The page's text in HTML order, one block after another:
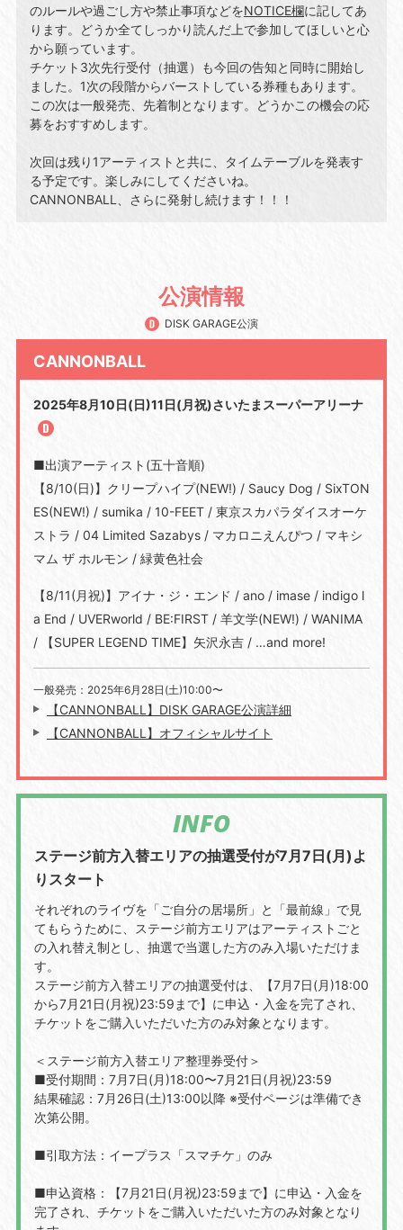
のルールや過ごし⽅や禁⽌事項などをNOTICE欄に記してあ
ります。どうか全てしっかり読んだ上で参加してほしいと⼼
から願っています。
チケット3次先⾏受付（抽選）も今回の告知と同時に開始し
ました。1次の段階からバーストしている券種もあります。
この次は⼀般発売、先着制となります。どうかこの機会の応
募をおすすめします。
次回は残り1アーティストと共に、タイムテーブルを発表す
る予定です。楽しみにしてくださいね。
CANNONBALL、さらに発射し続けます！！！
公演情報
DISK GARAGE公演
CANNONBALL
2025年8月10日(日)11日(月祝)さいたまスーパーアリーナ
■出演アーティスト(五十音順)
【8/10(日)】クリープハイプ(NEW!) / Saucy Dog / SixTON
ES(NEW!) / sumika / 10-FEET / 東京スカパラダイスオーケ
ストラ / 04 Limited Sazabys / マカロニえんぴつ / マキシ
マム ザ ホルモン / 緑⻩⾊社会
【8/11(月祝)】アイナ・ジ・エンド / ano / imase / indigo l
a End / UVERworld / BE:FIRST / ⽺⽂学(NEW!) / WANIMA
/ 【SUPER LEGEND TIME】⽮沢永吉 / …and more!
⼀般発売：2025年6月28日(⼟)10:00〜
【CANNONBALL】DISK GARAGE公演詳細
【CANNONBALL】オフィシャルサイト
INFO
ステージ前⽅⼊替エリアの抽選受付が7⽉7⽇(⽉)よ
りスタート
それぞれのライヴを「ご⾃分の居場所」と「最前線」で⾒
てもらうために、ステージ前⽅エリアはアーティストごと
の⼊れ替え制とし、抽選で当選した⽅のみ⼊場いただけま
す。
ステージ前⽅⼊替エリアの抽選受付は、【7月7日(⽉)18:00
から7月21日(⽉祝)23:59まで】に申込・⼊⾦を完了され、
チケットをご購⼊いただいた⽅のみ対象となります。
＜ステージ前⽅⼊替エリア整理券受付＞
■受付期間：7月7日(⽉)18:00〜7月21日(⽉祝)23:59
結果確認：7月26日(⼟)13:00以降 ※受付ページは準備でき
次第公開。
■引取⽅法：イープラス「スマチケ」のみ
■申込資格：【7月21日(⽉祝)23:59まで】に申込・⼊⾦を
完了され、チケットをご購⼊いただいた⽅のみ対象となり